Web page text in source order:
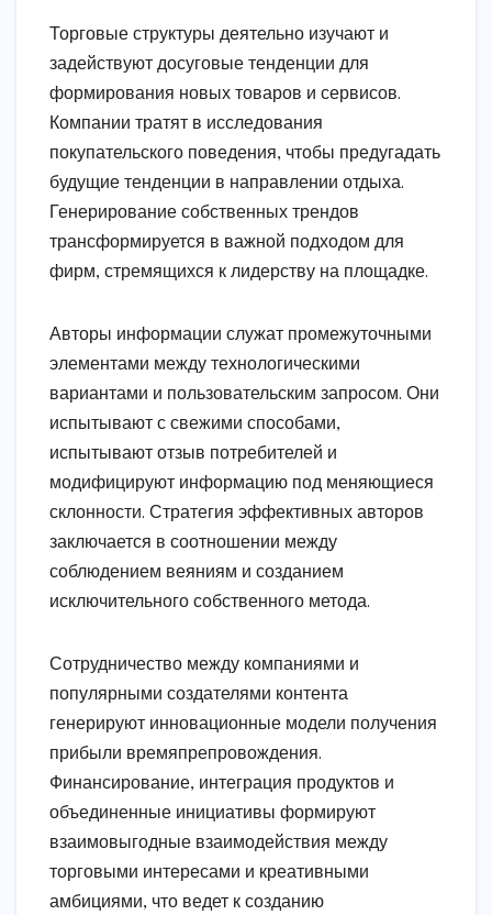
Торговые структуры деятельно изучают и
задействуют досуговые тенденции для
формирования новых товаров и сервисов.
Компании тратят в исследования
покупательского поведения, чтобы предугадать
будущие тенденции в направлении отдыха.
Генерирование собственных трендов
трансформируется в важной подходом для
фирм, стремящихся к лидерству на площадке.
Авторы информации служат промежуточными
элементами между технологическими
вариантами и пользовательским запросом. Они
испытывают с свежими способами,
испытывают отзыв потребителей и
модифицируют информацию под меняющиеся
склонности. Стратегия эффективных авторов
заключается в соотношении между
соблюдением веяниям и созданием
исключительного собственного метода.
Сотрудничество между компаниями и
популярными создателями контента
генерируют инновационные модели получения
прибыли времяпрепровождения.
Финансирование, интеграция продуктов и
объединенные инициативы формируют
взаимовыгодные взаимодействия между
торговыми интересами и креативными
амбициями, что ведет к созданию